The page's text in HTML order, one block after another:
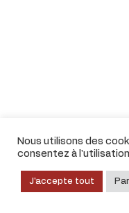
Nous utilisons des
consentez à
J'accepte tout